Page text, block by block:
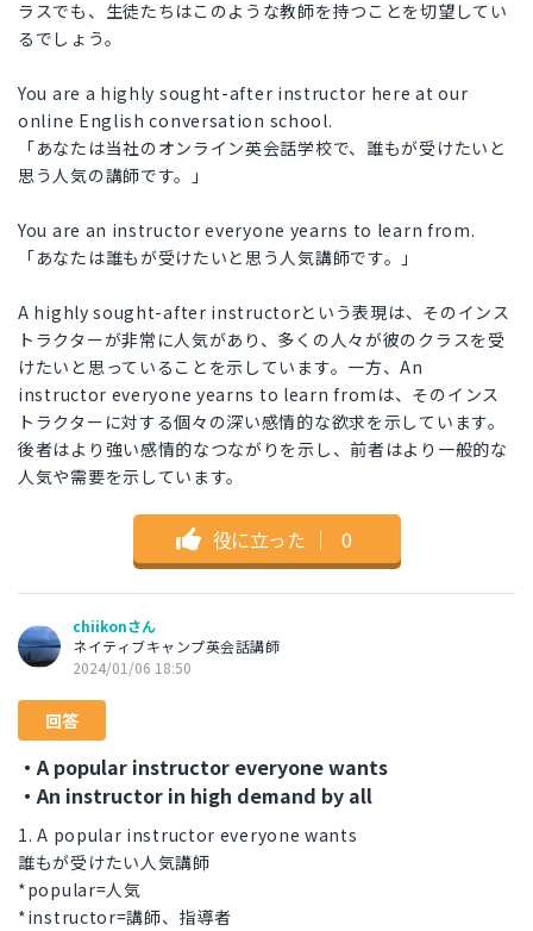
ラスでも、生徒たちはこのような教師を持つことを切望してい
るでしょう。
You are a highly sought-after instructor here at our
online English conversation school.
「あなたは当社のオンライン英会話学校で、誰もが受けたいと
思う人気の講師です。」
You are an instructor everyone yearns to learn from.
「あなたは誰もが受けたいと思う人気講師です。」
A highly sought-after instructorという表現は、そのインス
トラクターが非常に人気があり、多くの人々が彼のクラスを受
けたいと思っていることを示しています。一方、An
instructor everyone yearns to learn fromは、そのインス
トラクターに対する個々の深い感情的な欲求を示しています。
後者はより強い感情的なつながりを示し、前者はより一般的な
人気や需要を示しています。
役に立った ｜ 0
chiikonさん
ネイティブキャンプ英会話講師
2024/01/06 18:50
回答
・A popular instructor everyone wants
・An instructor in high demand by all
1. A popular instructor everyone wants
誰もが受けたい人気講師
*popular=人気
*instructor=講師、指導者